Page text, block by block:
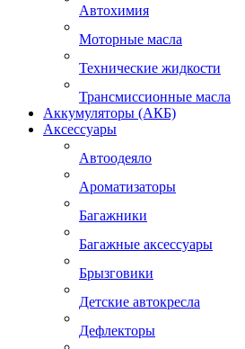
Автохимия
Моторные масла
Технические жидкости
Трансмиссионные масла
Аккумуляторы (АКБ)
Аксессуары
Автоодеяло
Ароматизаторы
Багажники
Багажные аксессуары
Брызговики
Детские автокресла
Дефлекторы